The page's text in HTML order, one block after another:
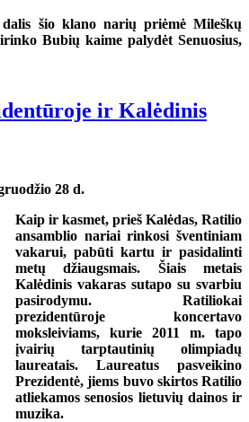
šio klano narių priėmė Mileškų
Bubių kaime palydėt Senuosius,
ir Kalėdinis
28 d.
Kaip ir kasmet, prieš Kalėdas, Ratilio
ansamblio nariai rinkosi šventiniam
vakarui, pabūti kartu ir pasidalinti
metų džiaugsmais. Šiais metais
Kalėdinis vakaras sutapo su svarbiu
pasirodymu. Ratiliokai
prezidentūroje koncertavo
moksleiviams, kurie 2011 m. tapo
įvairių tarptautinių olimpiadų
laureatais. Laureatus pasveikino
Prezidentė, jiems buvo skirtos Ratilio
atliekamos senosios lietuvių dainos ir
muzika.